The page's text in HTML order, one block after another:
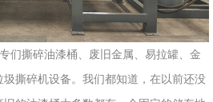
们撕碎油漆桶、废旧金属、易拉罐、金
撕碎机设备。我们都知道，在以前还没